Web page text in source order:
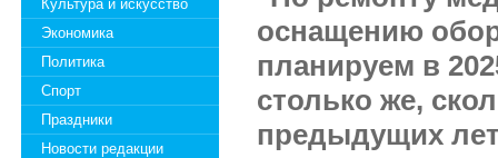
Культура и искусство
Экономика
Политика
Спорт
Праздники
Новости редакции
оснащению
планируем в
столько же,
предыдущих